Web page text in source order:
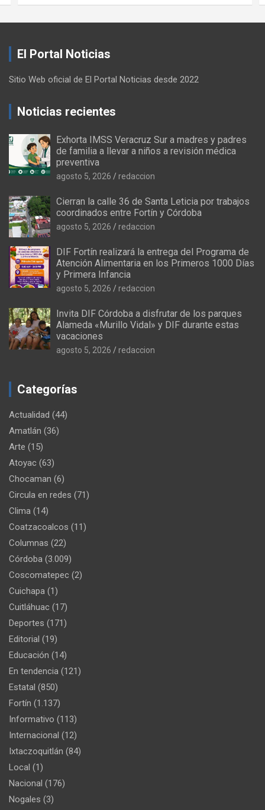
El Portal Noticias
Sitio Web oficial de El Portal Noticias desde 2022
Noticias recientes
Exhorta IMSS Veracruz Sur a madres y padres
de familia a llevar a niños a revisión médica
preventiva
agosto 5, 2026 redaccion
Cierran la calle 36 de Santa Leticia por trabajos
coordinados entre Fortín y Córdoba
agosto 5, 2026 redaccion
DIF Fortín realizará la entrega del Programa de
Atención Alimentaria en los Primeros 1000 Días
y Primera Infancia
agosto 5, 2026 redaccion
Invita DIF Córdoba a disfrutar de los parques
Alameda «Murillo Vidal» y DIF durante estas
vacaciones
agosto 5, 2026 redaccion
Categorías
Actualidad (44)
Amatlán (36)
Arte (15)
Atoyac (63)
Chocaman (6)
Circula en redes (71)
Clima (14)
Coatzacoalcos (11)
Columnas (22)
Córdoba (3.009)
Coscomatepec (2)
Cuichapa (1)
Cuitláhuac (17)
Deportes (171)
Editorial (19)
Educación (14)
En tendencia (121)
Estatal (850)
Fortín (1.137)
Informativo (113)
Internacional (12)
Ixtaczoquitlán (84)
Local (1)
Nacional (176)
Nogales (3)